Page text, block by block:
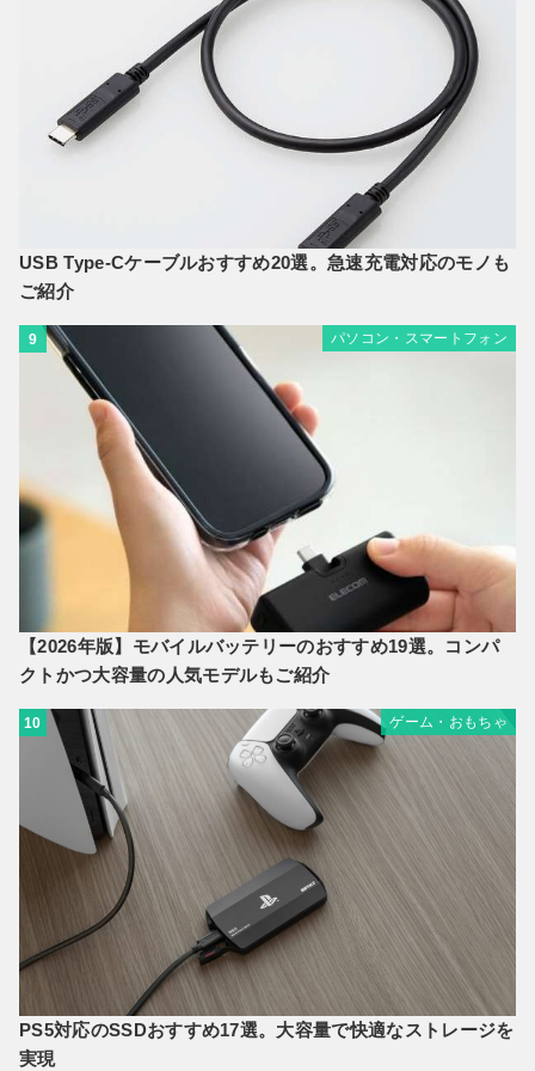
USB Type-Cケーブルおすすめ20選。急速充電対応のモノも
ご紹介
9 パソコン・スマートフォン
【2026年版】モバイルバッテリーのおすすめ19選。コンパ
クトかつ大容量の人気モデルもご紹介
10 ゲーム・おもちゃ
PS5対応のSSDおすすめ17選。大容量で快適なストレージを
実現